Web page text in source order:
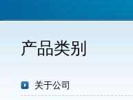
产品类别
关于公司